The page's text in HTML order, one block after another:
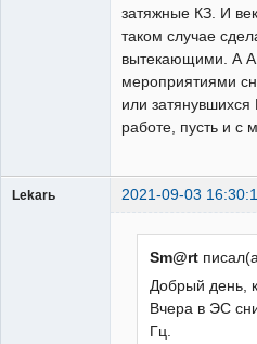
затяжные КЗ. И
таком случае
вытекающими. А
мероприятиями
или
работе, пусть и с
Lekarь 2021-09-03
Sm@rt
Добрый день,
Вчера в ЭС
Гц.